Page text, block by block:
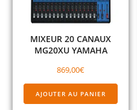
MIXEUR 20 CANAUX
MG20XU YAMAHA
869,00€
AJOUTER AU PANIER